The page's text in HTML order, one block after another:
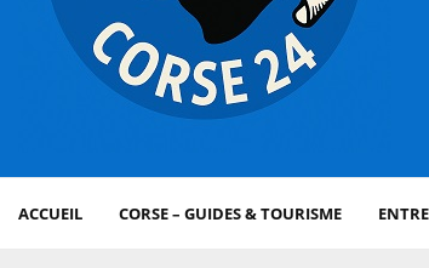
ACCUEIL CORSE – GUIDES & TOURISME